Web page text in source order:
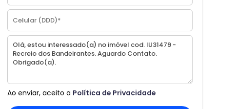
Ao enviar, aceito a Política de Privacidade